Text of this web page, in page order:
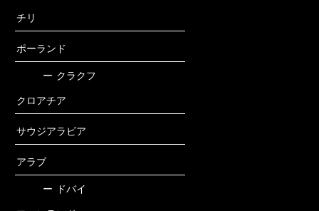
チリ
ポーランド
ー クラクフ
クロアチア
サウジアラビア
アラブ
ー ドバイ